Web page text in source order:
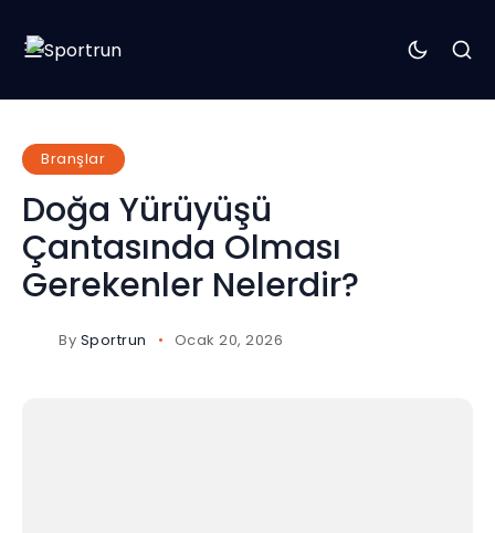
Branşlar
Doğa Yürüyüşü
Çantasında Olması
Gerekenler Nelerdir?
By Sportrun Ocak 20, 2026